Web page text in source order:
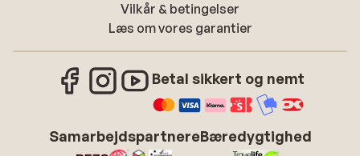
Vilkår & betingelser
Læs om vores garantier
Betal sikkert og nemt
SamarbejdspartnereBæredygtighed